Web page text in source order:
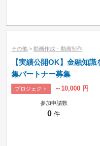
その他 > 動画作成・動画制作
【実績公開OK】金融知
集パートナー募集
プロジェクト ～10,000 円
参加申請数
0 件